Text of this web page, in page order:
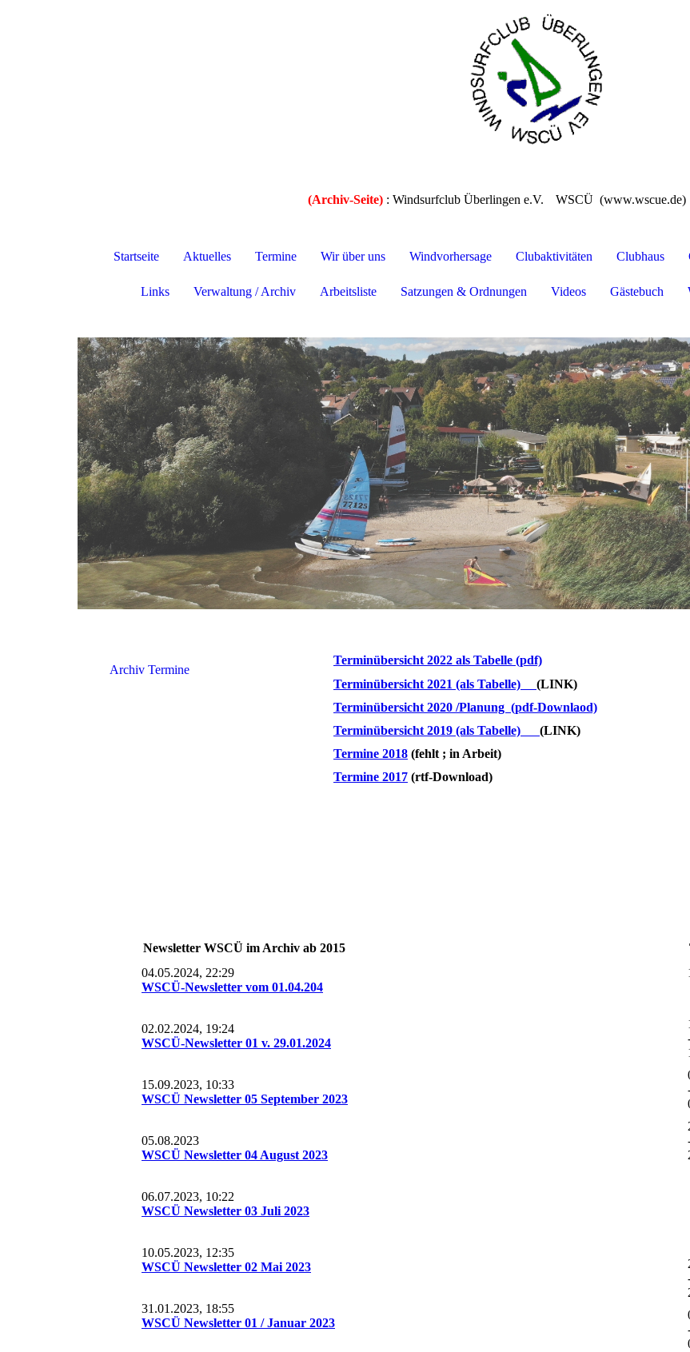
(Archiv-Seite) : Windsurfclub Überlingen e.V. WSCÜ (www.wscue.de)
Startseite Aktuelles Termine Wir über uns Windvorhersage Clubaktivitäten Clubhaus
Links Verwaltung / Archiv Arbeitsliste Satzungen & Ordnungen Videos Gästebuch
Archiv Termine
Terminübersicht 2022 als Tabelle (pdf)
Terminübersicht 2021 (als Tabelle) (LINK)
Terminübersicht 2020 /Planung (pdf-Downlaod)
Terminübersicht 2019 (als Tabelle) (LINK)
Termine 2018 (fehlt ; in Arbeit)
Termine 2017 (rtf-Download)
Newsletter WSCÜ im Archiv ab 2015
04.05.2024, 22:29
WSCÜ-Newsletter vom 01.04.204
02.02.2024, 19:24
WSCÜ-Newsletter 01 v. 29.01.2024
15.09.2023, 10:33
WSCÜ Newsletter 05 September 2023
05.08.2023
WSCÜ Newsletter 04 August 2023
06.07.2023, 10:22
WSCÜ Newsletter 03 Juli 2023
10.05.2023, 12:35
WSCÜ Newsletter 02 Mai 2023
31.01.2023, 18:55
WSCÜ Newsletter 01 / Januar 2023